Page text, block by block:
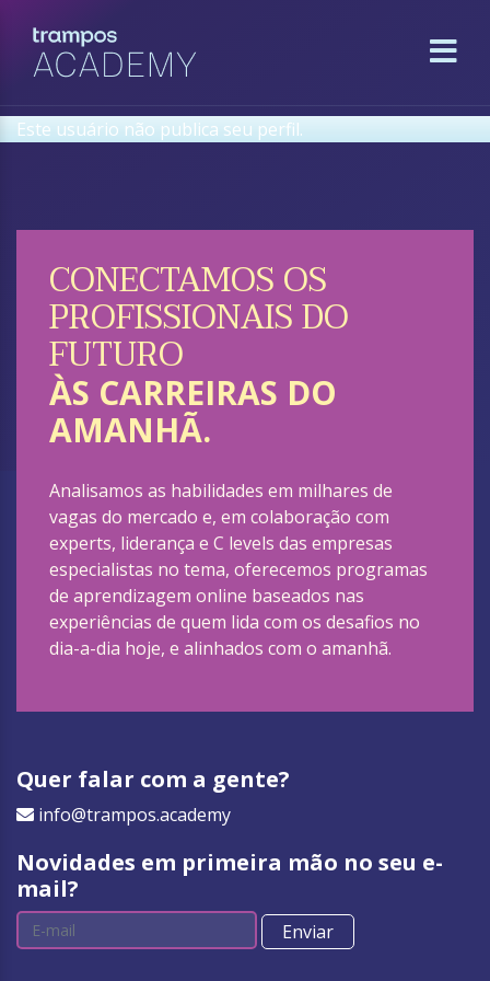
Este usuário não publica seu perfil.
CONECTAMOS OS
PROFISSIONAIS DO
FUTURO
ÀS CARREIRAS DO
AMANHÃ.
Analisamos as habilidades em milhares de
vagas do mercado e, em colaboração com
experts, liderança e C levels das empresas
especialistas no tema, oferecemos programas
de aprendizagem online baseados nas
experiências de quem lida com os desafios no
dia-a-dia hoje, e alinhados com o amanhã.
Quer falar com a gente?
info@trampos.academy
Novidades em primeira mão no seu e-
mail?
Enviar